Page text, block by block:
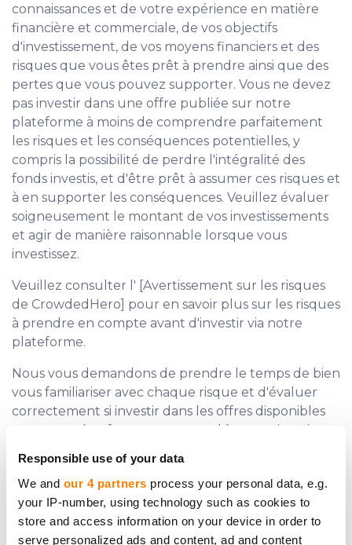
Responsible use of your data
We and our 4 partners process your personal data, e.g.
your IP-number, using technology such as cookies to
store and access information on your device in order to
serve personalized ads and content, ad and content
connaissances et de votre expérience en matière
financière et commerciale, de vos objectifs
d'investissement, de vos moyens financiers et des
risques que vous êtes prêt à prendre ainsi que des
pertes que vous pouvez supporter. Vous ne devez
pas investir dans une offre publiée sur notre
plateforme à moins de comprendre parfaitement
les risques et les conséquences potentielles, y
compris la possibilité de perdre l'intégralité des
fonds investis, et d'être prêt à assumer ces risques et
à en supporter les conséquences. Veuillez évaluer
soigneusement le montant de vos investissements
et agir de manière raisonnable lorsque vous
investissez.
Veuillez consulter l' [Avertissement sur les risques
de CrowdedHero] pour en savoir plus sur les risques
à prendre en compte avant d'investir via notre
plateforme.
Nous vous demandons de prendre le temps de bien
vous familiariser avec chaque risque et d'évaluer
correctement si investir dans les offres disponibles
sur notre plateforme correspond à votre situation
dans l' [Avertissement sur les risques de
CrowdedHero] ne sont pas exhaustifs.